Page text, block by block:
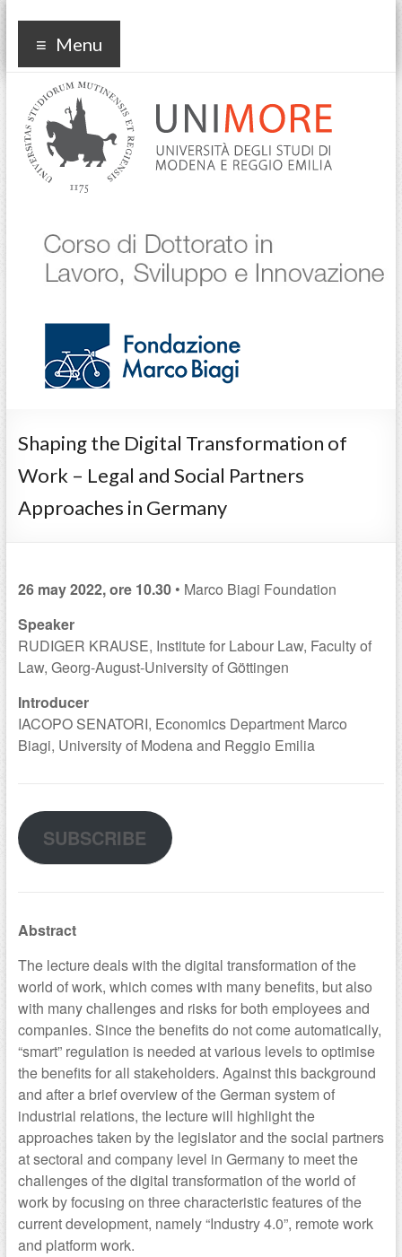
Corso di dottorato in
Lavoro Sviluppo
Innovazione
Menu
Shaping the Digital Transformation of
Work – Legal and Social Partners
Approaches in Germany
26 may 2022, ore 10.30• Marco Biagi Foundation
Speaker
RUDIGER KRAUSE, Institute for Labour Law, Faculty of
Law, Georg-August-University of Göttingen
Introducer
IACOPO SENATORI, Economics Department Marco
Biagi, University of Modena and Reggio Emilia
SUBSCRIBE
Abstract
The lecture deals with the digital transformation of the
world of work, which comes with many benefits, but also
with many challenges and risks for both employees and
companies. Since the benefits do not come automatically,
“smart” regulation is needed at various levels to optimise
the benefits for all stakeholders. Against this background
and after a brief overview of the German system of
industrial relations, the lecture will highlight the
approaches taken by the legislator and the social partners
at sectoral and company level in Germany to meet the
challenges of the digital transformation of the world of
work by focusing on three characteristic features of the
current development, namely “Industry 4.0”, remote work
and platform work.